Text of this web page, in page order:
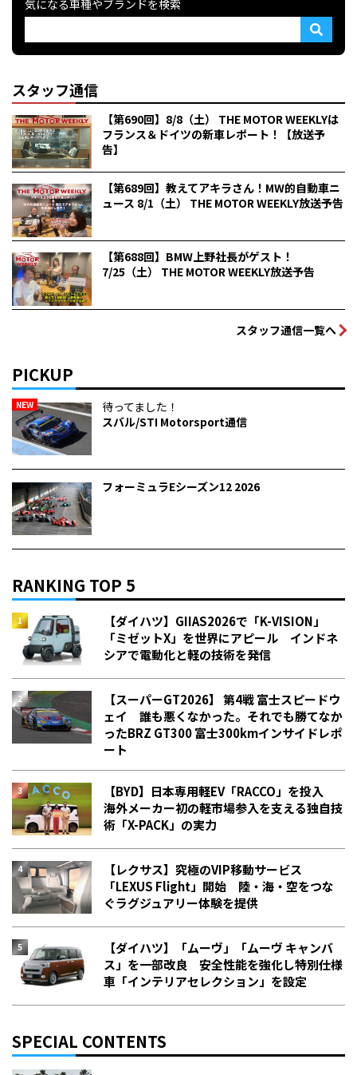
気になる車種やブランドを検索
スタッフ通信
【第690回】8/8（土） THE MOTOR WEEKLYは
フランス＆ドイツの新車レポート！【放送予
告】
【第689回】教えてアキラさん！MW的自動車ニ
ュース 8/1（土） THE MOTOR WEEKLY放送予告
【第688回】BMW上野社長がゲスト！
7/25（土） THE MOTOR WEEKLY放送予告
スタッフ通信一覧へ
PICKUP
NEW
待ってました！
スバル/STI Motorsport通信
フォーミュラEシーズン12 2026
RANKING TOP 5
【ダイハツ】GIIAS2026で「K-VISION」
「ミゼットX」を世界にアピール インドネ
シアで電動化と軽の技術を発信
【スーパーGT2026】 第4戦 富士スピードウ
ェイ 誰も悪くなかった。それでも勝てなか
った――BRZ GT300 富士300kmインサイドレポ
ート
【BYD】日本専用軽EV「RACCO」を投入
海外メーカー初の軽市場参入を支える独自技
術「X-PACK」の実力
【レクサス】究極のVIP移動サービス
「LEXUS Flight」開始 陸・海・空をつな
ぐラグジュアリー体験を提供
【ダイハツ】「ムーヴ」「ムーヴ キャンバ
ス」を一部改良 安全性能を強化し特別仕様
車「インテリアセレクション」を設定
SPECIAL CONTENTS